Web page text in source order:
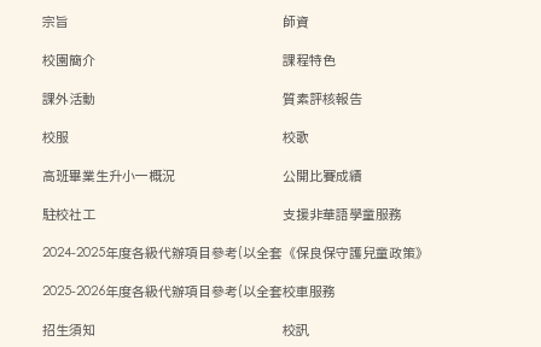
宗旨
師資
校園簡介
課程特色
課外活動
質素評核報告
校服
校歌
高班畢業生升小一概況
公開比賽成績
駐校社工
支援非華語學童服務
2024-2025年度各級代辦項目參考(以全套 《保良保守護兒童政策》
2025-2026年度各級代辦項目參考(以全套校車服務
招生須知
校訊